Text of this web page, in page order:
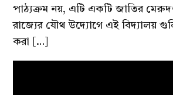
পাঠ্যক্রম নয়, এটি একটি জাতির
রাজ্যের যৌথ উদ্যোগে এই বিদ্যালয়
করা […]